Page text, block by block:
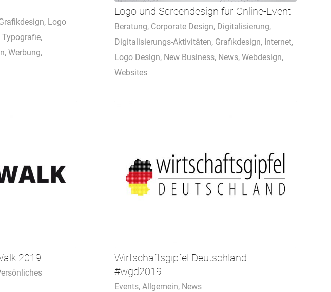
, Logo
Typografie,
, Werbung,
Logo und Screendesign für Online-Event
Beratung, Corporate Design, Digitalisierung,
Digitalisierungs-Aktivitäten, Grafikdesign, Internet,
Logo Design, New Business, News,Webdesign,
Websites
2019
Wirtschaftsgipfel Deutschland
#wgd2019
Events,Allgemein, News